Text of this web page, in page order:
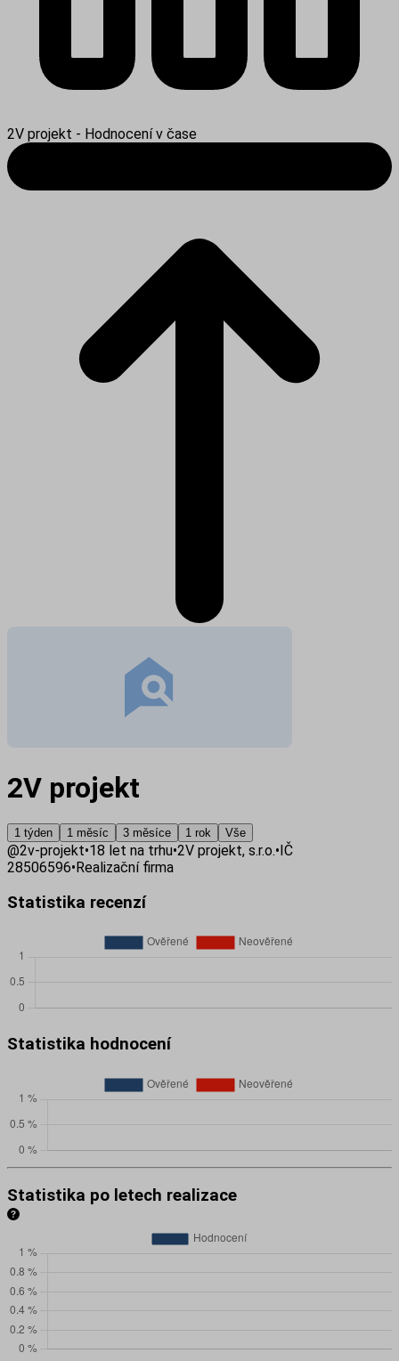
2V projekt - Hodnocení v čase
2V projekt
1 týden 1 měsíc 3 měsíce 1 rok Vše
@2v-projekt•18 let na trhu•2V projekt, s.r.o.•IČ
28506596•Realizační firma
Statistika recenzí
Statistika hodnocení
Statistika po letech realizace